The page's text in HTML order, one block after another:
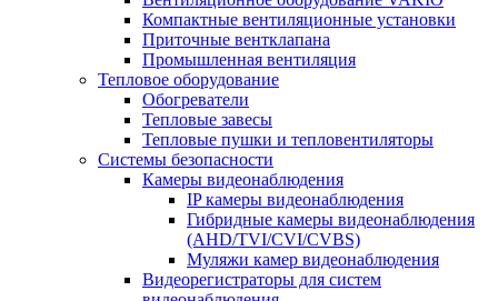
Компактные вентиляционные установки
Приточные вентклапана
Промышленная вентиляция
Тепловое оборудование
Обогреватели
Тепловые завесы
Тепловые пушки и тепловентиляторы
Системы безопасности
Камеры видеонаблюдения
IP камеры видеонаблюдения
Гибридные камеры видеонаблюдения
(AHD/TVI/CVI/CVBS)
Муляжи камер видеонаблюдения
Видеорегистраторы для систем